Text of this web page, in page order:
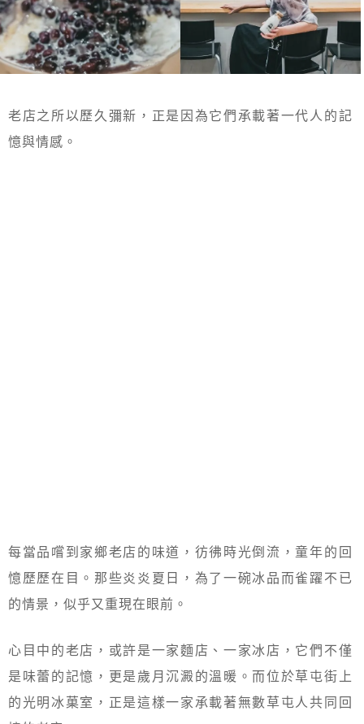
老店之所以歷久彌新，正是因為它們承載著一代人的記
憶與情感。
每當品嚐到家鄉老店的味道，彷彿時光倒流，童年的回
憶歷歷在目。那些炎炎夏日，為了一碗冰品而雀躍不已
的情景，似乎又重現在眼前。
心目中的老店，或許是一家麵店、一家冰店，它們不僅
是味蕾的記憶，更是歲月沉澱的溫暖。而位於草屯街上
的光明冰菓室，正是這樣一家承載著無數草屯人共同回